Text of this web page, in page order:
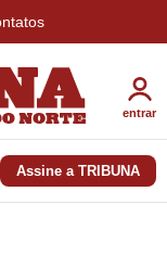
entrar
Assine a TRIBUNA